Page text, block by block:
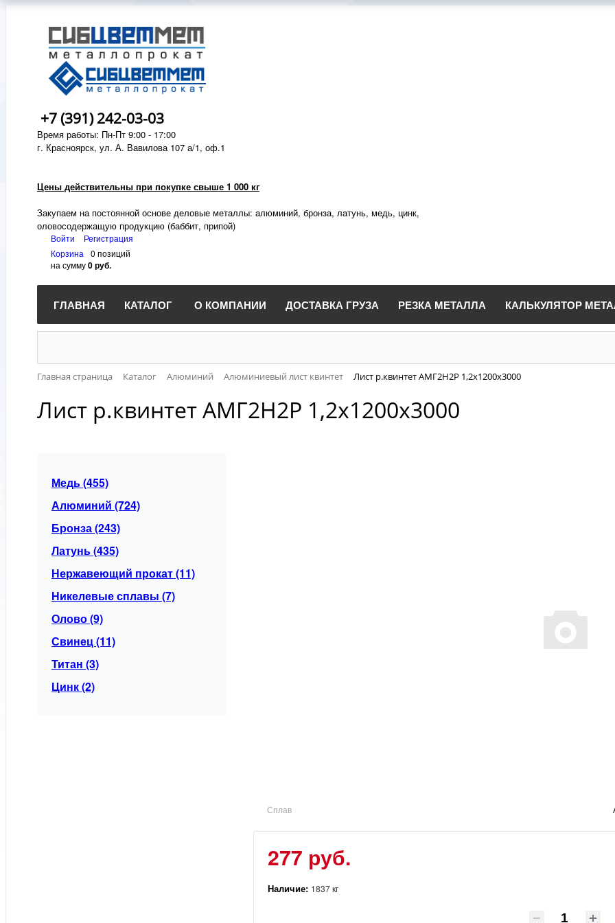
+7 (391) 242-03-03
Время работы: Пн-Пт 9:00 - 17:00
г. Красноярск, ул. А. Вавилова 107 а/1, оф.1
Цены действительны при покупке свыше 1 000 кг
Закупаем на постоянной основе деловые металлы: алюминий, бронза, латунь, медь, цинк,
оловосодержащую продукцию (баббит, припой)
Войти
Регистрация
Корзина
0 позиций
на сумму0 руб.
ГЛАВНАЯ КАТАЛОГ О КОМПАНИИ ДОСТАВКА ГРУЗА РЕЗКА МЕТАЛЛА КАЛЬКУЛЯТОР
Главная страница Каталог Алюминий Алюминиевый лист квинтет Лист р.квинтет АМГ2Н2Р 1,2х1200х3000
Лист р.квинтет АМГ2Н2Р 1,2х1200х3000
Медь (455)
Алюминий (724)
Бронза (243)
Латунь (435)
Нержавеющий прокат (11)
Никелевые сплавы (7)
Олово (9)
Свинец (11)
Титан (3)
Цинк (2)
Сплав
277 руб.
Наличие: 1837 кг